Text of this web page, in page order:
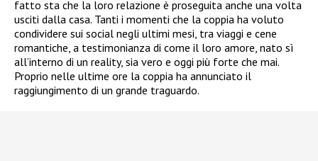
fatto sta che la loro relazione è proseguita anche una volta
usciti dalla casa. Tanti i momenti che la coppia ha voluto
condividere sui social negli ultimi mesi, tra viaggi e cene
romantiche, a testimonianza di come il loro amore, nato sì
all’interno di un reality, sia vero e oggi più forte che mai.
Proprio nelle ultime ore la coppia ha annunciato il
raggiungimento di un grande traguardo.